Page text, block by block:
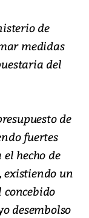
de
medidas
del
de
fuertes
hecho de
existiendo un
desembolso